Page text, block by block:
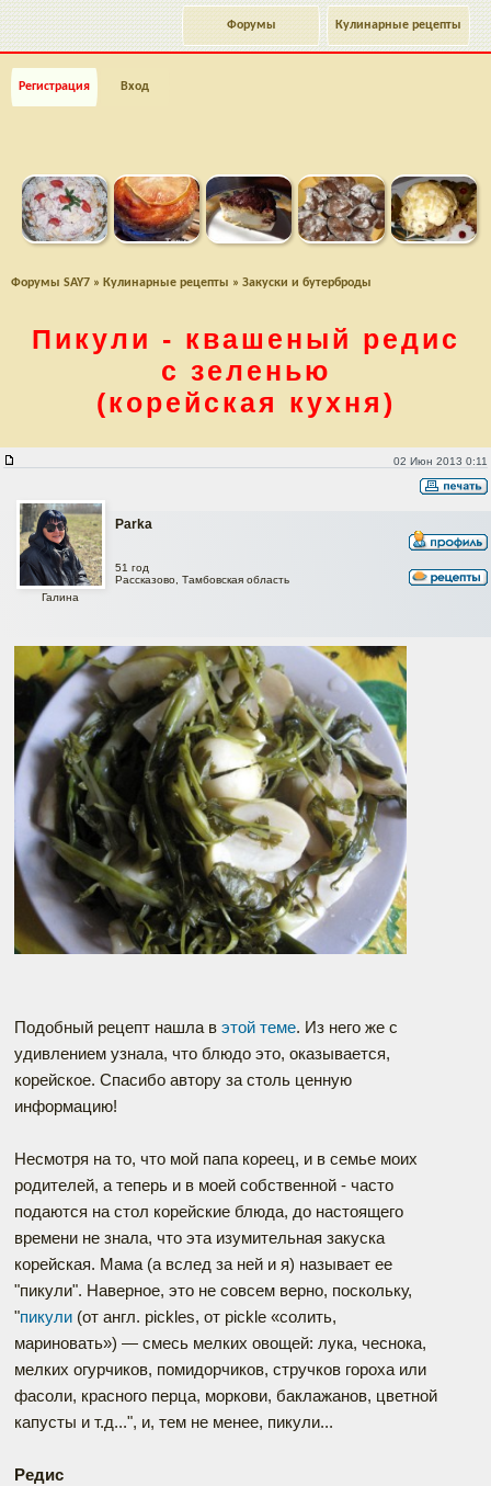
Кулинарные рецепты
Форумы
Регистрация Вход
Форумы SAY7 » Кулинарные рецепты » Закуски и бутерброды
Пикули - квашеный редис
с зеленью
(корейская кухня)
02 Июн 2013 0:11
Parka
Галина
51 год
Рассказово, Тамбовская область
Подобный рецепт нашла в этой теме. Из него же с
удивлением узнала, что блюдо это, оказывается,
корейское. Спасибо автору за столь ценную
информацию!
Несмотря на то, что мой папа кореец, и в семье моих
родителей, а теперь и в моей собственной - часто
подаются на стол корейские блюда, до настоящего
времени не знала, что эта изумительная закуска
корейская. Мама (а вслед за ней и я) называет ее
"пикули". Наверное, это не совсем верно, поскольку,
"пикули (от англ. pickles, от pickle «солить,
мариновать») — смесь мелких овощей: лука, чеснока,
мелких огурчиков, помидорчиков, стручков гороха или
фасоли, красного перца, моркови, баклажанов, цветной
капусты и т.д...", и, тем не менее, пикули...
Редис